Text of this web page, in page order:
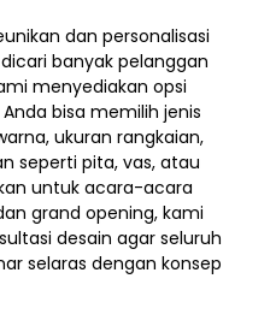
dan personalisasi
banyak pelanggan
menyediakan opsi
bisa memilih jenis
ukuran rangkaian,
seperti pita, vas, atau
untuk acara-acara
grand opening, kami
desain agar seluruh
selaras dengan konsep